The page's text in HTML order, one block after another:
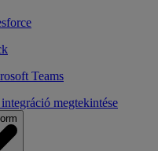
Teams
megtekintése